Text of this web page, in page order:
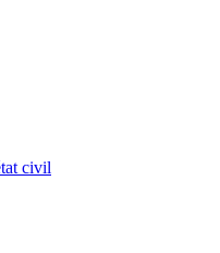
civil